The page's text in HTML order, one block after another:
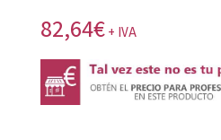
82,64€ + IVA